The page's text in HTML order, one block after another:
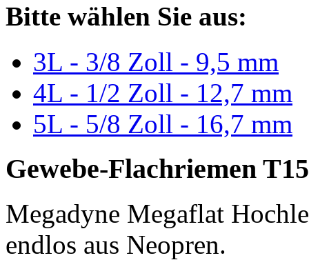
Bitte wählen Sie aus:
3L - 3/8 Zoll - 9,5 mm
4L - 1/2 Zoll - 12,7 mm
5L - 5/8 Zoll - 16,7 mm
Gewebe-Flachriemen
Megadyne Megaflat
endlos aus Neopren.